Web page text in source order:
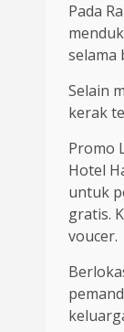
Pada
selama
Selain
kerak
Promo
Hotel
untuk
gratis.
voucer.